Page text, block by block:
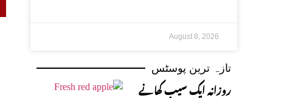
August 8, 2026
تازہ ترین پوسٹس
روزانہ ایک سیب کھانے